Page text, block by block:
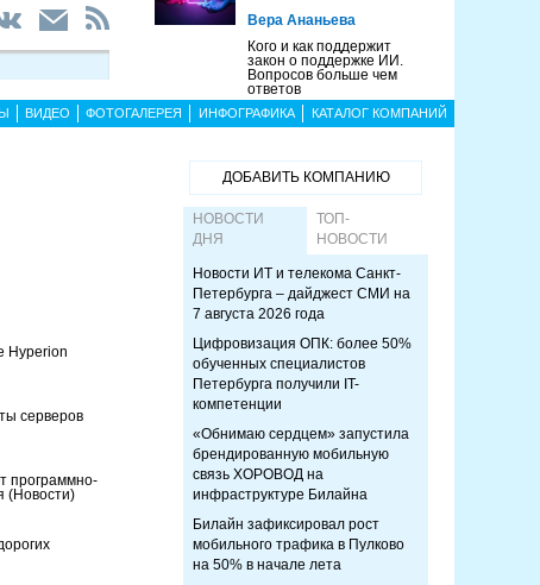
Вера Ананьева
Кого и как поддержит
закон о поддержке ИИ.
Вопросов больше чем
ответов
ВИДЕО ФОТОГАЛЕРЕЯ ИНФОГРАФИКА КАТАЛОГ КОМПАНИЙ
Hyperion
серверов
программно-
(Новости)
ДОБАВИТЬ КОМПАНИЮ
НОВОСТИ
ДНЯ
ТОП-
НОВОСТИ
Новости ИТ и телекома Санкт-
Петербурга – дайджест СМИ на
7 августа 2026 года
Цифровизация ОПК: более 50%
обученных специалистов
Петербурга получили IT-
компетенции
«Обнимаю сердцем» запустила
брендированную мобильную
связь ХОРОВОД на
инфраструктуре Билайна
Билайн зафиксировал рост
мобильного трафика в Пулково
на 50% в начале лета